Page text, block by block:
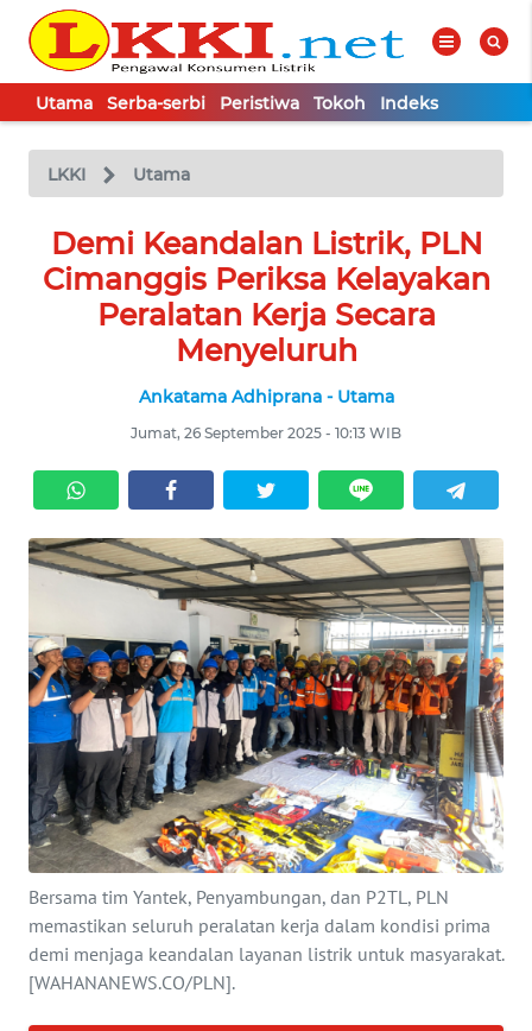
Utama Serba-serbi Peristiwa Tokoh Indeks
LKKI Utama
Demi Keandalan Listrik, PLN
Cimanggis Periksa Kelayakan
Peralatan Kerja Secara
Menyeluruh
Ankatama Adhiprana - Utama
Jumat, 26 September 2025 - 10:13 WIB
Bersama tim Yantek, Penyambungan, dan P2TL, PLN
memastikan seluruh peralatan kerja dalam kondisi prima
demi menjaga keandalan layanan listrik untuk masyarakat.
[WAHANANEWS.CO/PLN].
TV
Tutup
UTAMA
TOKOH
INDEKS
KONTAK
KAMI
INFO
IKLAN
TENTANG
KAMI
PEDOMAN
MEDIA
SIBER